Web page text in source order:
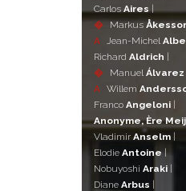
Carlos Aires |
�
Markus
A
Jean-Michel
Richard Aldrich |
�
Manuel Álvarez
A Willem
Franco Angeloni |
Anonyme, Ère
Vladimir Anselm |
Elodie Antoine|
Nobuyoshi Araki |
Diane Arbus |